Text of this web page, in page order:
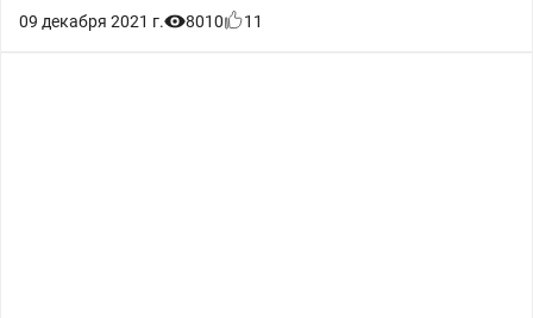
09 декабря 2021 г. 8010 11